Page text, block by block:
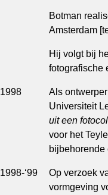
Botman
Amsterdam
Hij volgt bij
fotografische
1998
Als
Universiteit
uit een
voor het
bijbehorende
1998-‘99
Op verzoek
vormgeving